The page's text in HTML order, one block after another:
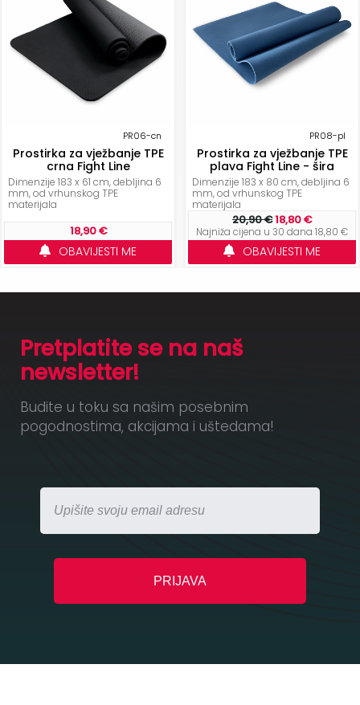
PR06-cn
Prostirka za vježbanje TPE
crna Fight Line
Dimenzije 183 x 61 cm, debljina 6
mm, od vrhunskog TPE
materijala
18,90 €
OBAVIJESTI ME
PR08-pl
Prostirka za vježbanje TPE
plava Fight Line - šira
Dimenzije 183 x 80 cm, debljina 6
mm, od vrhunskog TPE
materijala
20,90 €18,80 €
Najniža cijena u 30 dana 18,80 €
OBAVIJESTI ME
Pretplatite se na naš
newsletter!
Budite u toku sa našim posebnim
pogodnostima, akcijama i uštedama!